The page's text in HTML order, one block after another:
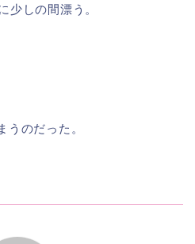
少しの間漂う。
うのだった。